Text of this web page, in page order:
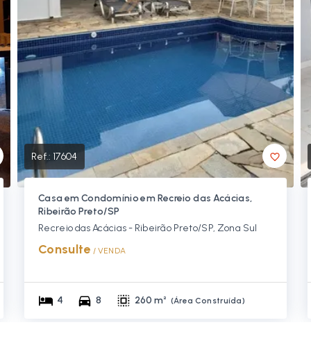
Ref.: 17604
Casa em Condomínio em Recreio das Acácias,
Ribeirão Preto/SP
Recreio das Acácias - Ribeirão Preto/SP, Zona Sul
Consulte / VENDA
4 8 260 m² (Área Construída)